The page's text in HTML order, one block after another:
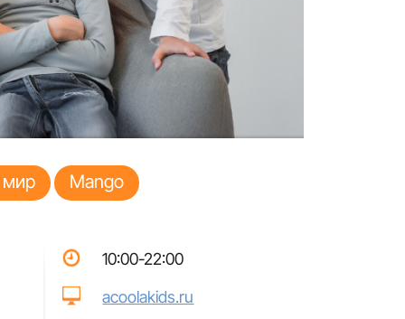
мир Mango
10:00-22:00
acoolakids.ru